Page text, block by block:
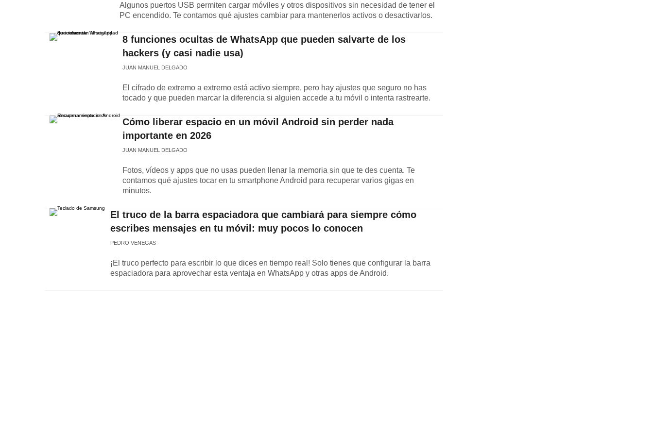
Algunos puertos USB permiten cargar móviles y otros dispositivos sin necesidad de tener el
PC encendido. Te contamos qué ajustes cambiar para mantenerlos activos o desactivarlos.
8 funciones ocultas de WhatsApp que pueden salvarte de los
hackers (y casi nadie usa)
JUAN MANUEL DELGADO
El cifrado de extremo a extremo está activo siempre, pero hay ajustes que seguro no has
tocado y que pueden marcar la diferencia si alguien accede a tu móvil o intenta rastrearte.
Cómo liberar espacio en un móvil Android sin perder nada
importante en 2026
JUAN MANUEL DELGADO
Fotos, vídeos y apps que no usas pueden llenar la memoria sin que te des cuenta. Te
contamos qué ajustes tocar en tu smartphone Android para recuperar varios gigas en
minutos.
El truco de la barra espaciadora que cambiará para siempre cómo
escribes mensajes en tu móvil: muy pocos lo conocen
PEDRO VENEGAS
¡El truco perfecto para escribir lo que dices en tiempo real! Solo tienes que configurar la barra
espaciadora para aprovechar esta ventaja en WhatsApp y otras apps de Android.